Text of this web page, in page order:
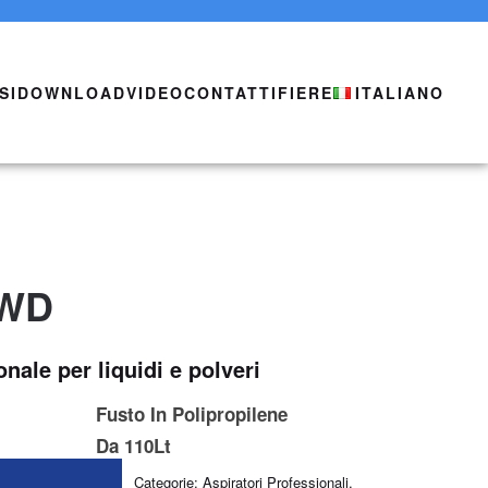
DOWNLOADVIDEOCONTATTI FIERE ITALIANO
per liquidi e polveri
Fusto In Polipropilene
Da 110Lt
Categorie:Aspiratori Professionali,